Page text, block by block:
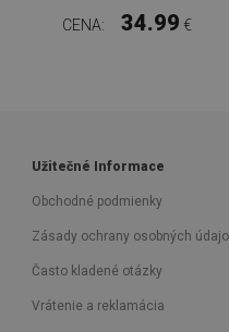
CENA: 34.99 €
Užitečné Informace
Obchodné podmienky
Zásady ochrany osobných
Často kladené otázky
Vrátenie a reklamácia